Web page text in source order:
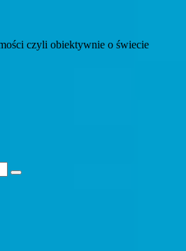
czyli obiektywnie o świecie